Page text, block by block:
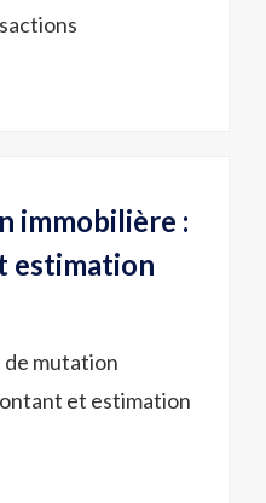
immobilière :
estimation
de mutation
et estimation